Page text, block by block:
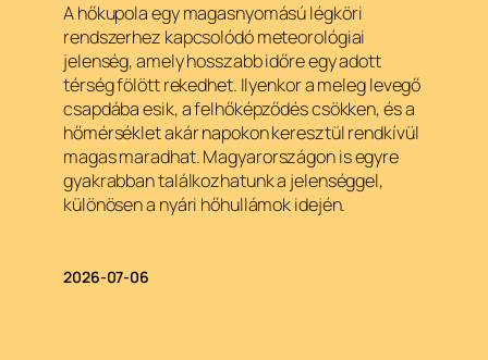
A hőkupola egy magasnyomású légköri
rendszerhez kapcsolódó meteorológiai
jelenség, amely hosszabb időre egy adott
térség fölött rekedhet. Ilyenkor a meleg levegő
csapdába esik, a felhőképződés csökken, és a
hőmérséklet akár napokon keresztül rendkívül
magas maradhat. Magyarországon is egyre
gyakrabban találkozhatunk a jelenséggel,
különösen a nyári hőhullámok idején.
2026-07-06